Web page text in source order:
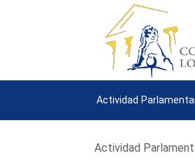
Actividad
Actividad